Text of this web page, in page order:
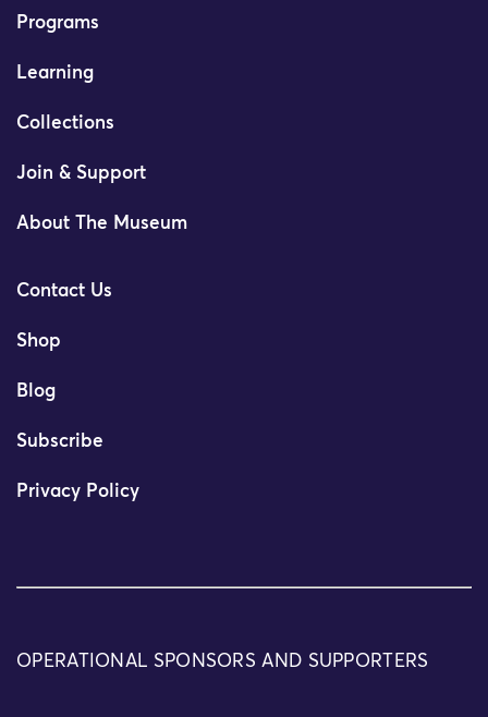
Programs
Learning
Collections
Join & Support
About The Museum
Contact Us
Shop
Blog
Subscribe
Privacy Policy
OPERATIONAL SPONSORS AND SUPPORTERS